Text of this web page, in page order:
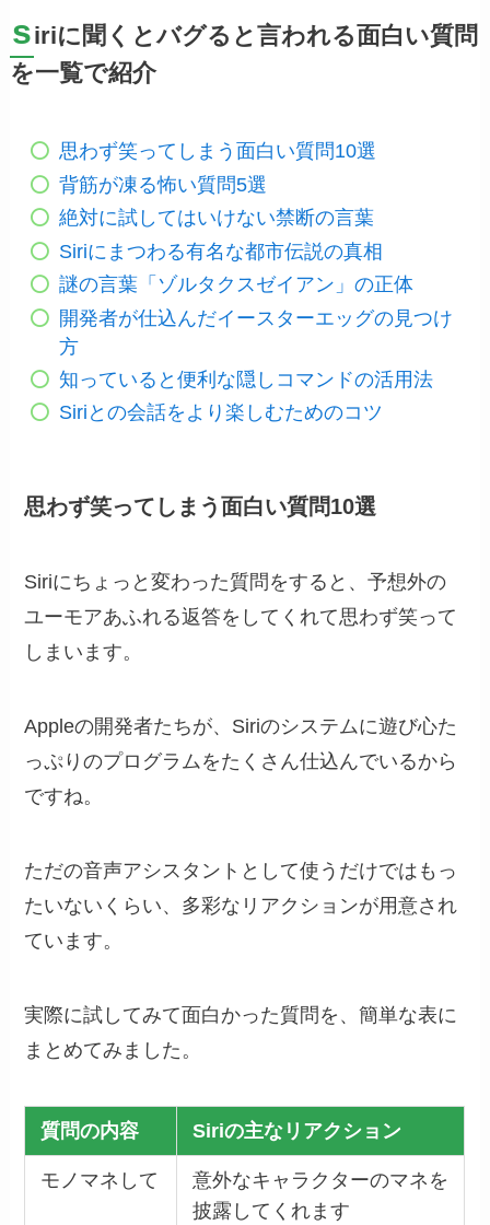
siriに聞くとバグると言われる面白い質問
を一覧で紹介
思わず笑ってしまう面白い質問10選
背筋が凍る怖い質問5選
絶対に試してはいけない禁断の言葉
Siriにまつわる有名な都市伝説の真相
謎の言葉「ゾルタクスゼイアン」の正体
開発者が仕込んだイースターエッグの見つけ
方
知っていると便利な隠しコマンドの活用法
Siriとの会話をより楽しむためのコツ
思わず笑ってしまう面白い質問10選
Siriにちょっと変わった質問をすると、予想外の
ユーモアあふれる返答をしてくれて思わず笑って
しまいます。
Appleの開発者たちが、Siriのシステムに遊び心た
っぷりのプログラムをたくさん仕込んでいるから
ですね。
ただの音声アシスタントとして使うだけではもっ
たいないくらい、多彩なリアクションが用意され
ています。
実際に試してみて面白かった質問を、簡単な表に
まとめてみました。
質問の内容 Siriの主なリアクション
モノマネして
意外なキャラクターのマネを
披露してくれます